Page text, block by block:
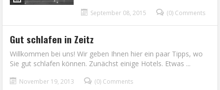
September 08, 2015 (0) Comments
Gut schlafen in Zeitz
Willkommen bei uns! Wir geben Ihnen hier ein paar Tipps, wo
Sie gut schlafen können. Zunächst einige Hotels. Etwas ...
November 19, 2013 (0) Comments